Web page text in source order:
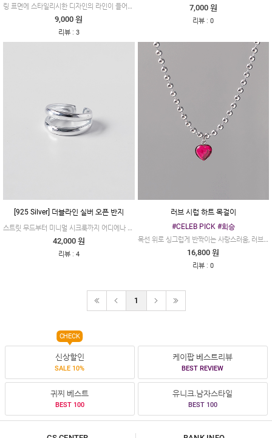
링 표면에 스타일리시한 디자인의 라인이 들어간 #엠피오
9,000 원
리뷰: 3
7,000 원
리뷰 :0
[925 Silver] 더블라인 실버 오픈 반지
스트릿 무드부터 미니멀 시크룩까지 어디에나 쉽게 녹아드는 올라운더 아이템입니다.
42,000 원
리뷰: 4
러브 시럽 하트 목걸이
#CELEB PICK #희승
목선 위로 싱그럽게 반짝이는 사랑스러움, 러브 시럽 하트 볼체인 목걸이
16,800 원
리뷰 :0
1
신상할인
SALE 10%
CHECK
케이팝 베스트리뷰
BEST REVIEW
귀찌 베스트
BEST 100
유니크.남자스타일
BEST 100